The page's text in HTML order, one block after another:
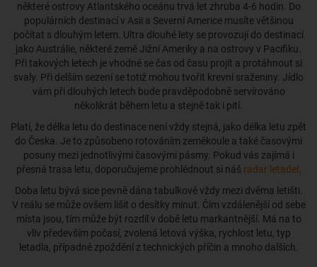
některé ostrovy Atlantského oceánu trvá let zhruba 4-6 hodin. Do
populárních destinací v Asii a Severní Americe musíte většinou
počítat s dlouhým letem. Ultra dlouhé lety se provozují do destinací
jako Austrálie, některé země Jižní Ameriky a na ostrovy v Pacifiku.
Při takových letech je vhodné se čas od času projít a protáhnout si
svaly. Při delším sezení se totiž mohou tvořit krevní sraženiny. Jídlo
vám při dlouhých letech bude pravděpodobně servírováno
několikrát během letu a stejně tak i pití.
Platí, že délka letu do destinace není vždy stejná, jako délka letu zpět
do Česka. Je to způsobeno rotováním zeměkoule a také časovými
posuny mezi jednotlivými časovými pásmy. Pokud vás zajímá i
přesná trasa letu, doporučujeme prohlédnout si náš radar letadel
Doba letu bývá sice pevně dána tabulkově vždy mezi dvěma letišti.
V reálu se může ovšem lišit o desítky minut. Čím vzdálenější od sebe
místa jsou, tím může být rozdíl v době letu markantnější. Má na to
vliv především počasí, zvolená letová výška, rychlost letu, typ
letadla, případné zpoždění z technických příčin a mnoho dalších.